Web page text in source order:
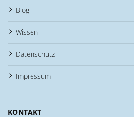
Blog
Wissen
Datenschutz
Impressum
KONTAKT